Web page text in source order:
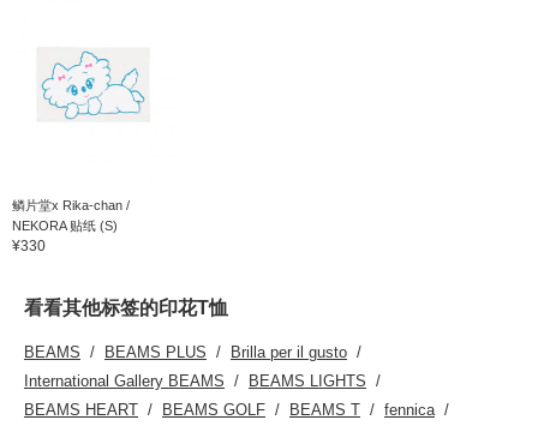
鳞片堂x Rika-chan /
NEKORA 贴纸 (S)
¥330
看看其他标签的印花T恤
BEAMS BEAMS PLUS
Brilla per il gusto
International Gallery BEAMS
BEAMS LIGHTS
BEAMS HEART
BEAMS GOLF BEAMS T
fennica